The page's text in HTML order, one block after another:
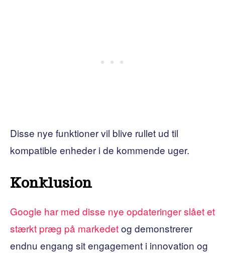
Disse nye funktioner vil blive rullet ud til
kompatible enheder i de kommende uger.
Konklusion
Google har med disse nye opdateringer slået et
stærkt præg på markedetog demonstrerer
endnu engang sit engagement i innovation og